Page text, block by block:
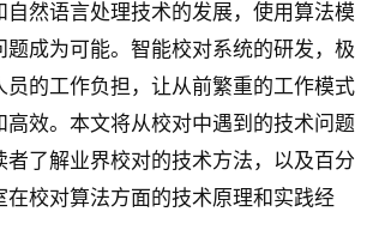
自然语言处理技术的发展，使用算法模
题成为可能。智能校对系统的研发，极
员的工作负担，让从前繁重的工作模式
高效。本文将从校对中遇到的技术问题
者了解业界校对的技术方法，以及百分
在校对算法方面的技术原理和实践经